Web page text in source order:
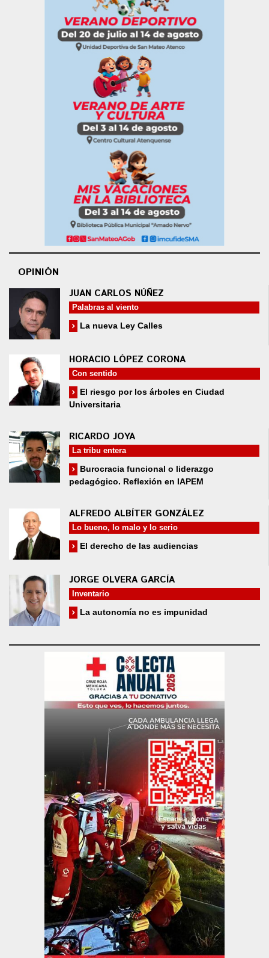
OPINIÓN
JUAN CARLOS NÚÑEZ
Palabras al viento
La nueva Ley Calles
HORACIO LÓPEZ CORONA
Con sentido
El riesgo por los árboles en Ciudad
Universitaria
RICARDO JOYA
La tribu entera
Burocracia funcional o liderazgo
pedagógico. Reflexión en IAPEM
ALFREDO ALBÍTER GONZÁLEZ
Lo bueno, lo malo y lo serio
El derecho de las audiencias
JORGE OLVERA GARCÍA
Inventario
La autonomía no es impunidad